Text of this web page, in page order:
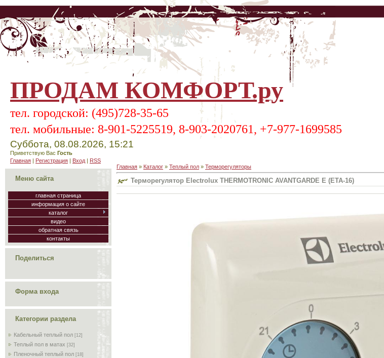
ПРОДАМ КОМФОРТ.ру
тел. городской: (495)728-35-65
тел. мобильные: 8-901-5225519, 8-903-2020761, +7-977-1699585
Суббота, 08.08.2026, 15:21
Приветствую Вас Гость
Главная | Регистрация | Вход | RSS
Меню сайта
главная страница
информация о сайте
каталог
видео
обратная связь
контакты
Поделиться
Форма входа
Категории раздела
Кабельный теплый пол [12]
Теплый пол в матах [32]
Пленочный теплый пол [18]
Главная » Каталог » Теплый пол » Терморегуляторы
Терморегулятор Electrolux THERMOTRONIC AVANTGARDE E (ETA-16)